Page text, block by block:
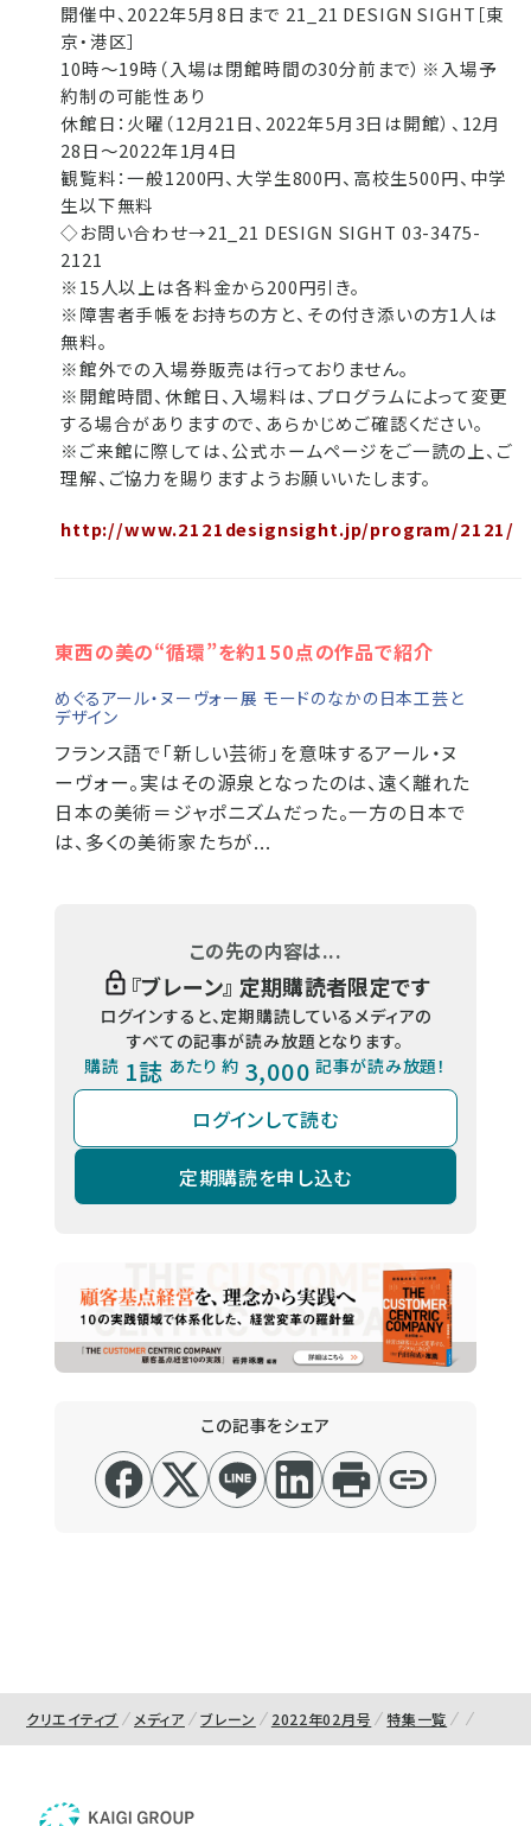
開催中、2022年5月8日まで 21_21 DESIGN SIGHT［東
京・港区］
10時～19時（入場は閉館時間の30分前まで）※入場予
約制の可能性あり
休館日：火曜（12月21日、2022年5月3日は開館）、12月
28日～2022年1月4日
観覧料：一般1200円、大学生800円、高校生500円、中学
生以下無料
◇お問い合わせ→21_21 DESIGN SIGHT 03-3475-
2121
※15人以上は各料金から200円引き。
※障害者手帳をお持ちの方と、その付き添いの方1人は
無料。
※館外での入場券販売は行っておりません。
※開館時間、休館日、入場料は、プログラムによって変更
する場合がありますので、あらかじめご確認ください。
※ご来館に際しては、公式ホームページをご一読の上、ご
理解、ご協力を賜りますようお願いいたします。
http://www.2121designsight.jp/program/2121/
東西の美の“循環”を約150点の作品で紹介
めぐるアール・ヌーヴォー展 モードのなかの日本工芸と
デザイン
フランス語で「新しい芸術」を意味するアール・ヌ
ーヴォー。実はその源泉となったのは、遠く離れた
日本の美術＝ジャポニズムだった。一方の日本で
は、多くの美術家たちが...
この先の内容は...
『ブレーン』 定期購読者限定です
ログインすると、定期購読しているメディアの
すべての記事が読み放題となります。
購読 1誌 あたり 約 3,000 記事が読み放題！
ログインして読む
定期購読を申し込む
この記事をシェア
クリエイティブ メディア ブレーン 2022年02月号 特集一覧